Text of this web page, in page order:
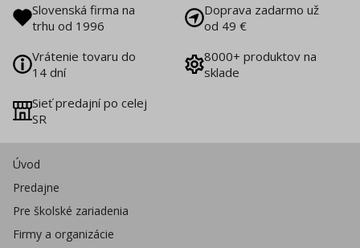
Slovenská firma na
trhu od 1996
Doprava zadarmo už
od 49 €
Vrátenie tovaru do
14 dní
8000+ produktov na
sklade
Sieť predajní po celej
SR
Úvod
Predajne
Pre školské zariadenia
Firmy a organizácie